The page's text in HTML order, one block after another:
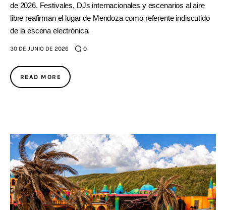
de 2026. Festivales, DJs internacionales y escenarios al aire
libre reafirman el lugar de Mendoza como referente indiscutido
de la escena electrónica.
30 DE JUNIO DE 2026 0
READ MORE